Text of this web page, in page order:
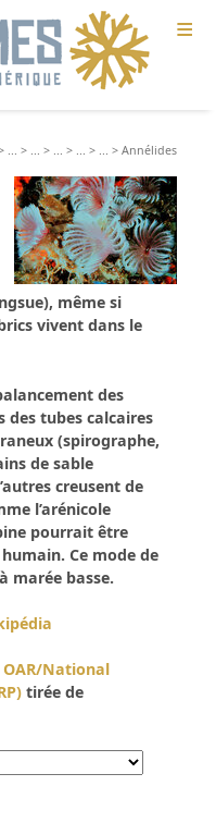
≡
> > > > >Annélides
même si
vivent dans le
des
des tubes calcaires
(spirographe,
de sable
creusent de
l’arénicole
pourrait être
Ce mode de
marée basse.
OAR/National
tirée de